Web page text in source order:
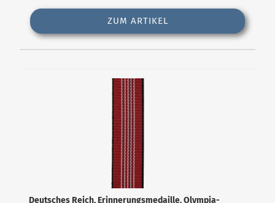
ZUM ARTIKEL
Deutsches Reich, Erinnerungsmedaille, Olympia-